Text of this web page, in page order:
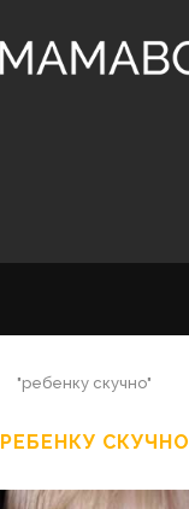
"ребенку скучно"
РЕБЕНКУ СКУЧНО